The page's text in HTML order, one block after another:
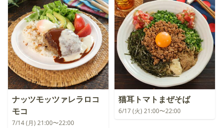
ナッツモッツァレラロコ
モコ
7/14 (月) 21:00〜22:00
猫耳トマトまぜそば
6/17 (火) 21:00〜22:00